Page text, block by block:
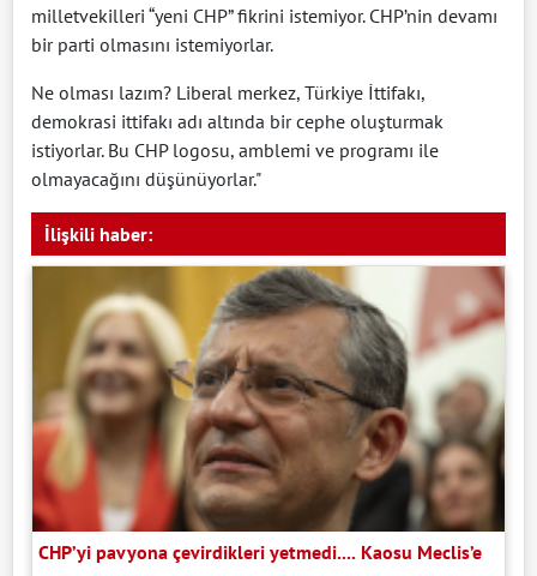
milletvekilleri “yeni CHP” fikrini istemiyor. CHP’nin devamı
bir parti olmasını istemiyorlar.
Ne olması lazım? Liberal merkez, Türkiye İttifakı,
demokrasi ittifakı adı altında bir cephe oluşturmak
istiyorlar. Bu CHP logosu, amblemi ve programı ile
olmayacağını düşünüyorlar."
İlişkili haber:
CHP’yi pavyona çevirdikleri yetmedi.... Kaosu Meclis’e